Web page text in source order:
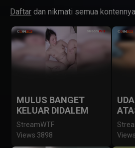
Daftar dan nikmati semua kontennya
MULUS BANGET
KELUAR DIDALEM
StreamWTF
Views 3898